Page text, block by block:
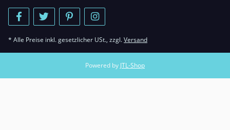
* Alle Preise inkl. gesetzlicher USt., zzgl.Versand
Powered by JTL-Shop